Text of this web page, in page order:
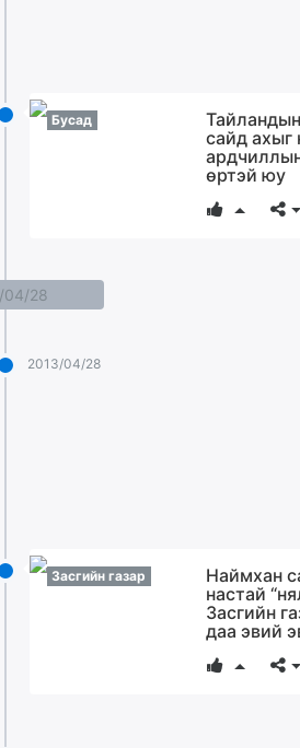
Бусад
сайд ахыг
өртэй юу
04/28
2013/04/28
Засгийн газар
Наймхан
настай
Засгийн
даа эвий